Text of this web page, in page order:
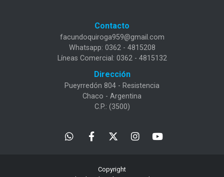
Contacto
facundoquiroga959@gmail.com
Whatsapp: 0362 - 4815208
Líneas Comercial: 0362 - 4815132
Dirección
Pueyrredón 804 - Resistencia
Chaco - Argentina
C.P.: (3500)
Copyright